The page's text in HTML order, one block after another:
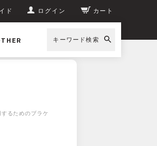
ド ログイン カート
キーワード検索
Bracket
るためのブラケ